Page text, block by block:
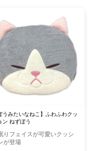
うみたいなねこ】ふわふわクッ
ン ねずぼう
りフェイスが可愛いクッシ
が登場